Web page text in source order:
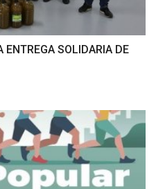
ENTREGA SOLIDARIA DE